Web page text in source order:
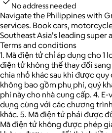
No address needed
Navigate the Philippines with
services. Book cars,
Southeast Asia's leading
Terms and conditions
1. Mã điện tử chỉ áp dụng cho 1
điện tử không thể thay đổi
chia nhỏ khác sau khi được
không bao gồm phụ phí, quý
phí này cho nhà cung cấp. 4.
dụng cùng với các chương
khác. 5. Mã điện tử phải được
Mã điện tử không được phép